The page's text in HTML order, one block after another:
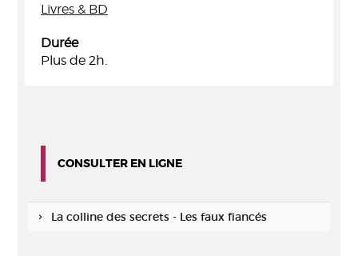
Livres & BD
Durée
Plus de 2h.
CONSULTER EN LIGNE
La colline des secrets - Les faux fiancés